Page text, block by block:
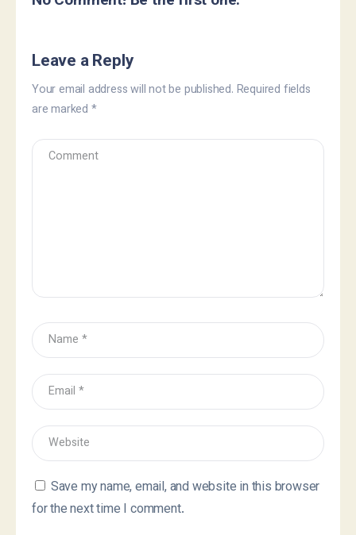
Leave a Reply
Your email address will not be published. Required fields
are marked *
Save my name, email, and website in this browser
for the next time I comment.